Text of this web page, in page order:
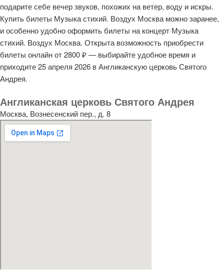
подарите себе вечер звуков, похожих на ветер, воду и искры.
Купить билеты Музыка стихий. Воздух Москва можно заранее,
и особенно удобно оформить билеты на концерт Музыка
стихий. Воздух Москва. Открыта возможность приобрести
билеты онлайн от 2800 ₽ — выбирайте удобное время и
приходите 25 апреля 2026 в Англиканскую церковь Святого
Андрея.
Англиканская церковь Святого Андрея
Москва, Вознесенский пер., д. 8